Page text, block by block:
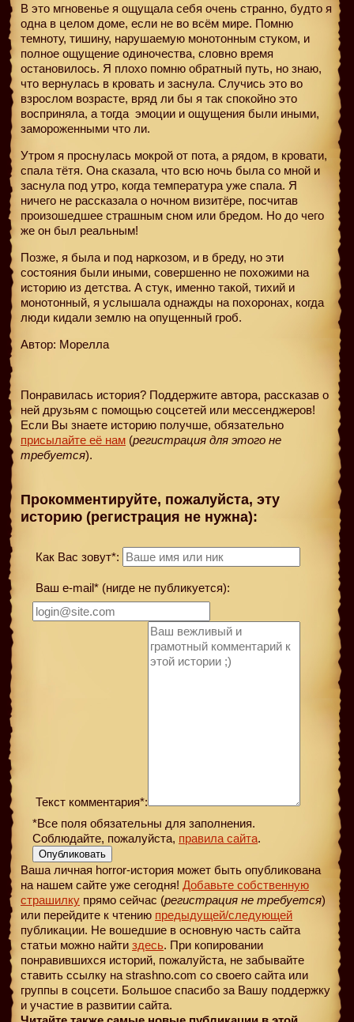
В это мгновенье я ощущала себя очень странно, будто я
одна в целом доме, если не во всём мире. Помню
темноту, тишину, нарушаемую монотонным стуком, и
полное ощущение одиночества, словно время
остановилось. Я плохо помню обратный путь, но знаю,
что вернулась в кровать и заснула. Случись это во
взрослом возрасте, вряд ли бы я так спокойно это
восприняла, а тогда эмоции и ощущения были иными,
замороженными что ли.
Утром я проснулась мокрой от пота, а рядом, в кровати,
спала тётя. Она сказала, что всю ночь была со мной и
заснула под утро, когда температура уже спала. Я
ничего не рассказала о ночном визитёре, посчитав
произошедшее страшным сном или бредом. Но до чего
же он был реальным!
Позже, я была и под наркозом, и в бреду, но эти
состояния были иными, совершенно не похожими на
историю из детства. А стук, именно такой, тихий и
монотонный, я услышала однажды на похоронах, когда
люди кидали землю на опущенный гроб.
Автор: Морелла
Понравилась история? Поддержите автора, рассказав о
ней друзьям с помощью соцсетей или мессенджеров!
Если Вы знаете историю получше, обязательно
присылайте её нам (регистрация для этого не
требуется).
Прокомментируйте, пожалуйста, эту
историю (регистрация не нужна):
Как Вас зовут*:
Ваш e-mail* (нигде не публикуется):
Текст комментария*:
*Все поля обязательны для заполнения.
Соблюдайте, пожалуйста, правила сайта.
Опубликовать
Ваша личная horror-история может быть опубликована
на нашем сайте уже сегодня! Добавьте собственную
страшилку прямо сейчас (регистрация не требуется)
или перейдите к чтению предыдущей/следующей
публикации. Не вошедшие в основную часть сайта
статьи можно найти здесь. При копировании
понравившихся историй, пожалуйста, не забывайте
ставить ссылку на strashno.com со своего сайта или
группы в соцсети. Большое спасибо за Вашу поддержку
и участие в развитии сайта.